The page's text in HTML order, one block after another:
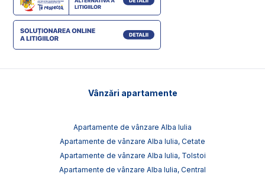
Vânzări apartamente
Apartamente de vânzare Alba Iulia
Apartamente de vânzare Alba Iulia, Cetate
Apartamente de vânzare Alba Iulia, Tolstoi
Apartamente de vânzare Alba Iulia, Central